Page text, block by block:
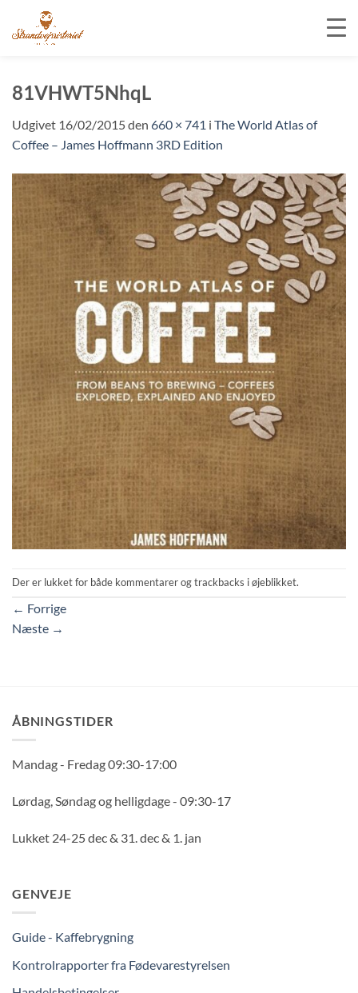
indhold
81VHWT5NhqL
Udgivet 16/02/2015den 660 × 741 i The World Atlas of
Coffee – James Hoffmann 3RD Edition
Der er lukket for både kommentarer og trackbacks i øjeblikket.
← Forrige
Næste →
ÅBNINGSTIDER
Mandag - Fredag 09:30-17:00
Lørdag, Søndag og helligdage - 09:30-17
Lukket 24-25 dec & 31. dec & 1. jan
GENVEJE
Guide - Kaffebrygning
Kontrolrapporter fra Fødevarestyrelsen